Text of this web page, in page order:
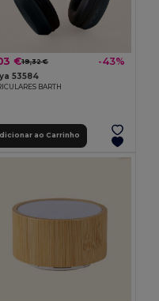
€19,32 € -43%
53584
BARTH
ao Carrinho